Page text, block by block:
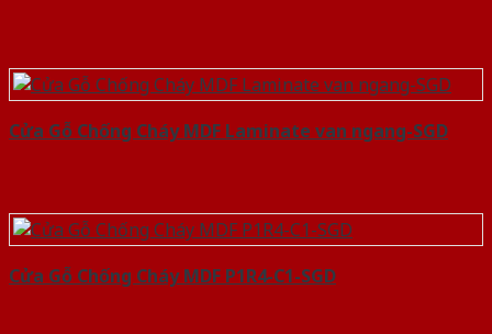
Cửa Gỗ Chống Cháy MDF Laminate van ngang-SGD
Cửa Gỗ Chống Cháy MDF P1R4-C1-SGD